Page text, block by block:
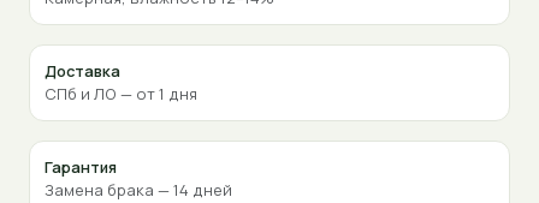
Доставка
СПб и ЛО — от 1 дня
Гарантия
Замена брака — 14 дней